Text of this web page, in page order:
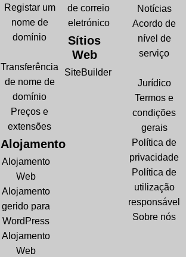
Registar um
nome de
domínio
Transferência
de nome de
domínio
Preços e
extensões
Alojamento
Alojamento
Web
Alojamento
gerido para
WordPress
Alojamento
Web
de correio
eletrónico
Sítios
Web
SiteBuilder
Notícias
Acordo de
nível de
serviço
Jurídico
Termos e
condições
gerais
Política de
privacidade
Política de
utilização
responsável
Sobre nós